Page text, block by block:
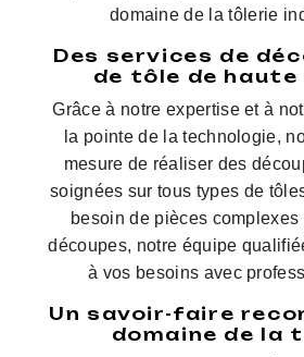
domaine de la tôlerie
Des services de
de tôle de
Grâce à notre expertise et à
la pointe de la technologie,
mesure de réaliser des
soignées sur tous types de
besoin de pièces
découpes, notre équipe
à vos besoins avec
Un savoir-faire
domaine de la